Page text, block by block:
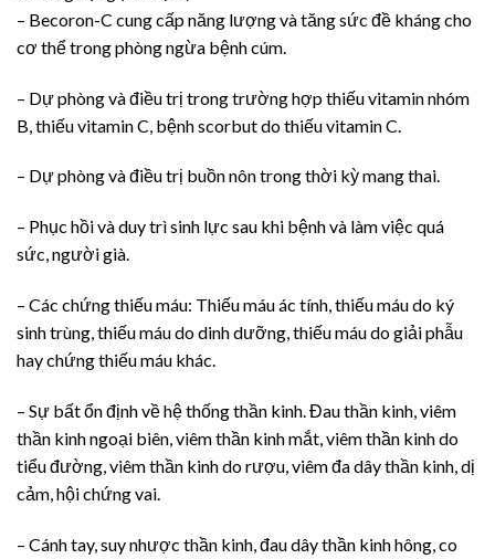
– Becoron-C cung cấp năng lượng và tăng sức đề kháng cho
cơ thể trong phòng ngừa bệnh cúm.
– Dự phòng và điều trị trong trường hợp thiếu vitamin nhóm
B, thiếu vitamin C, bệnh scorbut do thiếu vitamin C.
– Dự phòng và điều trị buồn nôn trong thời kỳ mang thai.
– Phục hồi và duy trì sinh lực sau khi bệnh và làm việc quá
sức, người già.
– Các chứng thiếu máu: Thiếu máu ác tính, thiếu máu do ký
sinh trùng, thiếu máu do dinh dưỡng, thiếu máu do giải phẫu
hay chứng thiếu máu khác.
– Sự bất ổn định về hệ thống thần kinh. Đau thần kinh, viêm
thần kinh ngoại biên, viêm thần kinh mắt, viêm thần kinh do
tiểu đường, viêm thần kinh do rượu, viêm đa dây thần kinh, dị
cảm, hội chứng vai.
– Cánh tay, suy nhược thần kinh, đau dây thần kinh hông, co